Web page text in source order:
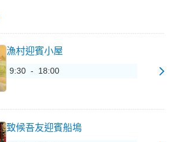
漁村迎賓小屋
9:30 - 18:00
致候吾友迎賓船塢